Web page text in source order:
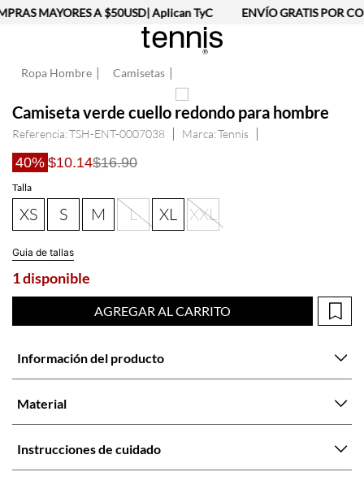
MAYORES A $50USD| Aplican TyC ENVÍO GRATIS POR
Ropa Hombre Camisetas
Camiseta verde cuello redondo para hombre
Referencia:TSH-ENT-0007038 Tennis
40% $10.14$16.90
Talla
XS S M L XL XXL
Guia de tallas
1 disponible
AGREGAR AL CARRITO
Información del producto
Material
Instrucciones de cuidado